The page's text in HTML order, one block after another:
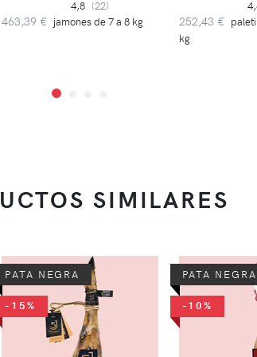
4,8 (22)
463,39 € jamones de 7 a 8 kg 252,43 €
kg
SIMILARES
PATA NEGRA
-15%
PATA NEGRA
-10%